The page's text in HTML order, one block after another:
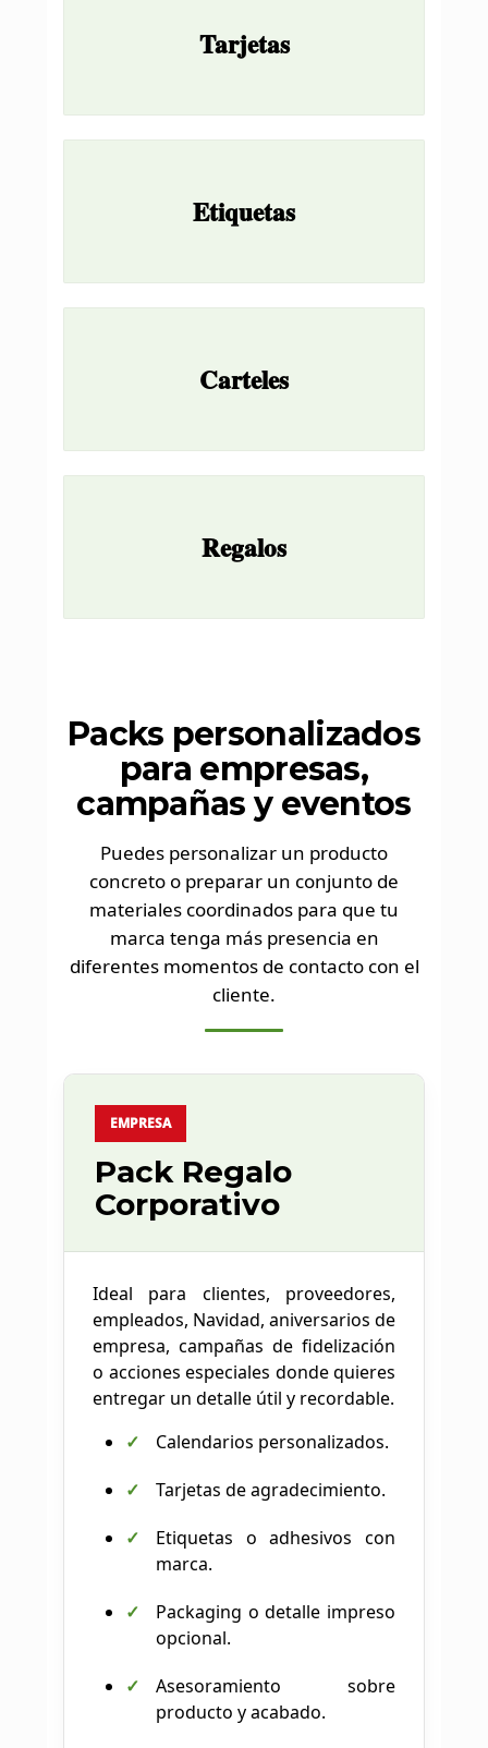
Tarjetas
Etiquetas
Carteles
Regalos
Packs personalizados
para empresas,
campañas y eventos
Puedes personalizar un producto
concreto o preparar un conjunto de
materiales coordinados para que tu
marca tenga más presencia en
diferentes momentos de contacto con el
cliente.
EMPRESA
Pack Regalo
Corporativo
Ideal para clientes, proveedores,
empleados, Navidad, aniversarios de
empresa, campañas de fidelización
o acciones especiales donde quieres
entregar un detalle útil y recordable.
Calendarios personalizados.
Tarjetas de agradecimiento.
Etiquetas o adhesivos con
marca.
Packaging o detalle impreso
opcional.
Asesoramiento sobre
producto y acabado.